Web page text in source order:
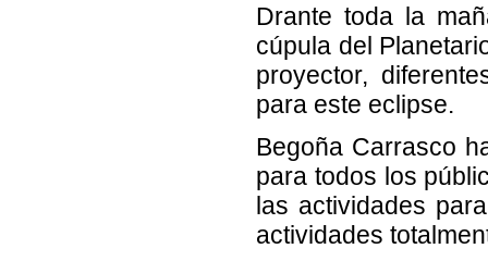
Drante toda la
cúpula del
proyector,
para este eclipse.
Begoña Carrasco
para todos los
las actividades
actividades